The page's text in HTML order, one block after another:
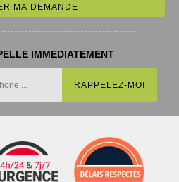
IMMEDIATEMENT